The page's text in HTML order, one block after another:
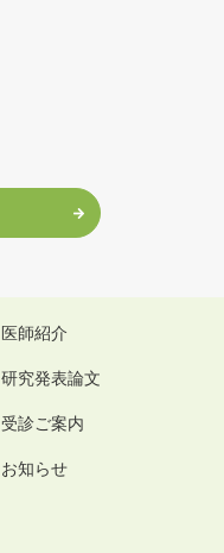
医師紹介
研究発表論文
受診ご案内
お知らせ